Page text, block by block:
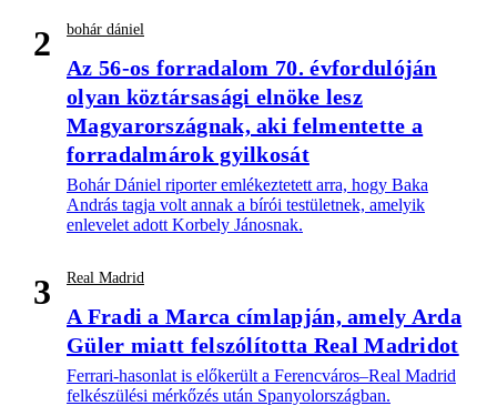
2 bohár dániel
Az 56-os forradalom 70. évfordulóján
olyan köztársasági elnöke lesz
Magyarországnak, aki felmentette a
forradalmárok gyilkosát
Bohár Dániel riporter emlékeztetett arra, hogy Baka
András tagja volt annak a bírói testületnek, amelyik
enlevelet adott Korbely Jánosnak.
3 Real Madrid
A Fradi a Marca címlapján, amely Arda
Güler miatt felszólította Real Madridot
Ferrari-hasonlat is előkerült a Ferencváros–Real Madrid
felkészülési mérkőzés után Spanyolországban.